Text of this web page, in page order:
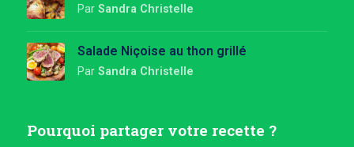
Par Sandra Christelle
Salade Niçoise au thon grillé
Par Sandra Christelle
Pourquoi partager votre recette ?